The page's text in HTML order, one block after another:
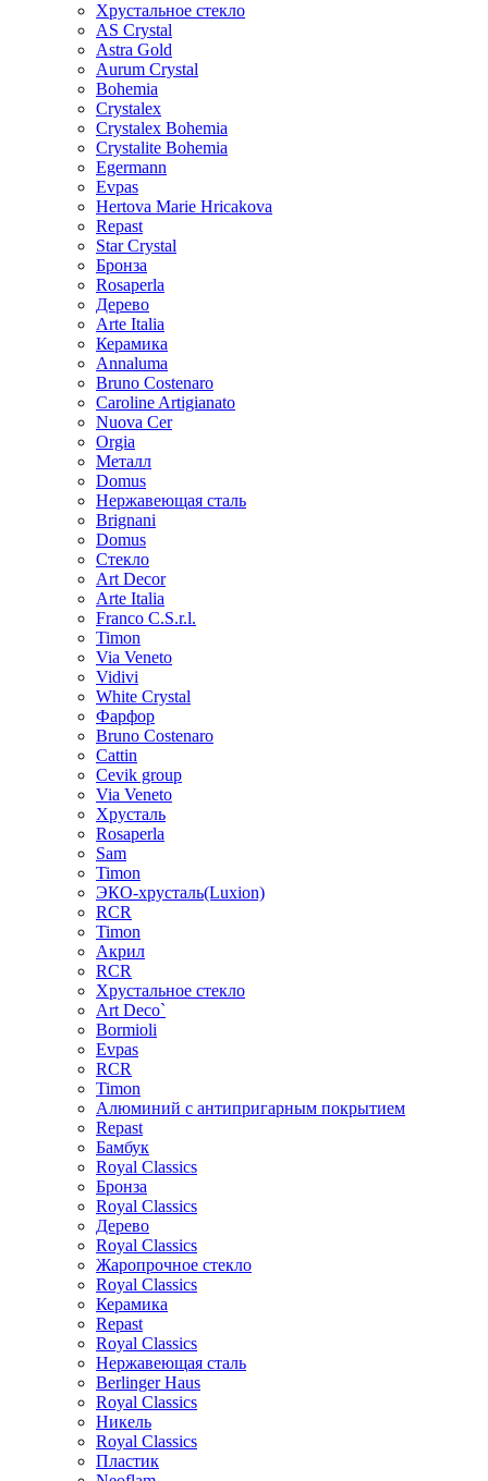
Хрустальное стекло
AS Crystal
Astra Gold
Aurum Crystal
Bohemia
Crystalex
Crystalex Bohemia
Crystalite Bohemia
Egermann
Evpas
Hertova Marie Hricakova
Repast
Star Crystal
Бронза
Rosaperla
Дерево
Arte Italia
Керамика
Annaluma
Bruno Costenaro
Caroline Artigianato
Nuova Cer
Orgia
Металл
Domus
Нержавеющая сталь
Brignani
Domus
Стекло
Art Decor
Arte Italia
Franco C.S.r.l.
Timon
Via Veneto
Vidivi
White Crystal
Фарфор
Bruno Costenaro
Cattin
Cevik group
Via Veneto
Хрусталь
Rosaperla
Sam
Timon
ЭКО-хрусталь(Luxion)
RCR
Timon
Акрил
RCR
Хрустальное стекло
Art Deco`
Bormioli
Evpas
RCR
Timon
Алюминий с антипригарным покрытием
Repast
Бамбук
Royal Classics
Бронза
Royal Classics
Дерево
Royal Classics
Жаропрочное стекло
Royal Classics
Керамика
Repast
Royal Classics
Нержавеющая сталь
Berlinger Haus
Royal Classics
Никель
Royal Classics
Пластик